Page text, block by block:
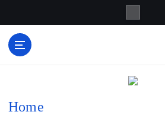
Home